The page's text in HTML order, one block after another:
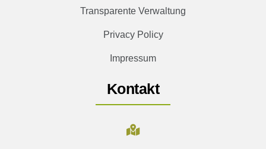
Transparente Verwaltung
Privacy Policy
Impressum
Kontakt